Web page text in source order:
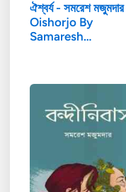
ঐশ্বর্য - সমরেশ
Oishorjo By
Samaresh…